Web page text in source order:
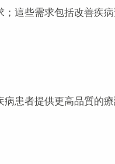
這些需求包括改善疾
患者提供更高品質的